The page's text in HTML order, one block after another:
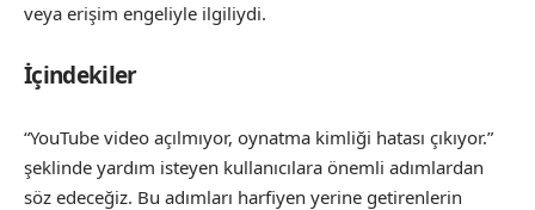
veya erişim engeliyle ilgiliydi.
İçindekiler
“YouTube video açılmıyor, oynatma kimliği hatası çıkıyor.”
şeklinde yardım isteyen kullanıcılara önemli adımlardan
söz edeceğiz. Bu adımları harfiyen yerine getirenlerin